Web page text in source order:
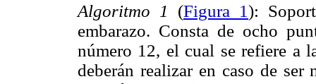
Algoritmo 1 (Figura 1):
embarazo. Consta de ocho
número 12, el cual se refiere a
deberán realizar en caso de ser